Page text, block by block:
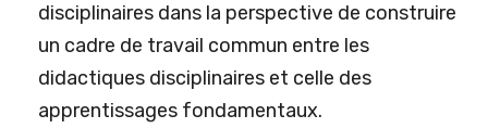
disciplinaires dans la perspective de construire
un cadre de travail commun entre les
didactiques disciplinaires et celle des
apprentissages fondamentaux.